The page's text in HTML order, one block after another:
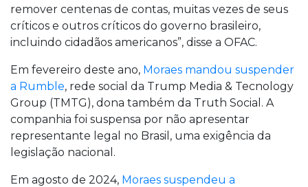
remover centenas de contas, muitas vezes de seus
críticos e outros críticos do governo brasileiro,
incluindo cidadãos americanos”, disse a OFAC.
Em fevereiro deste ano, Moraes mandou suspender
a Rumble, rede social da Trump Media & Tecnology
Group (TMTG), dona também da Truth Social. A
companhia foi suspensa por não apresentar
representante legal no Brasil, uma exigência da
legislação nacional.
Em agosto de 2024, Moraes suspendeu a